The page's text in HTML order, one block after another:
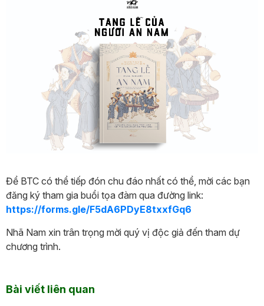
Để BTC có thể tiếp đón chu đáo nhất có thể, mời các bạn
đăng ký tham gia buổi tọa đàm qua đường link:
https://forms.gle/F5dA6PDyE8txxfGq6
Nhã Nam xin trân trọng mời quý vị độc giả đến tham dự
chương trình.
Bài viết liên quan